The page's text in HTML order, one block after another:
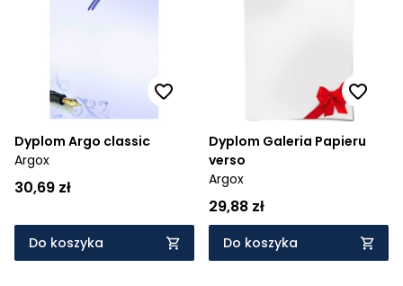
Dyplom Argo classic
Argox
30,69 zł
Do koszyka
Dyplom Galeria Papieru
verso
Argox
29,88 zł
Do koszyka